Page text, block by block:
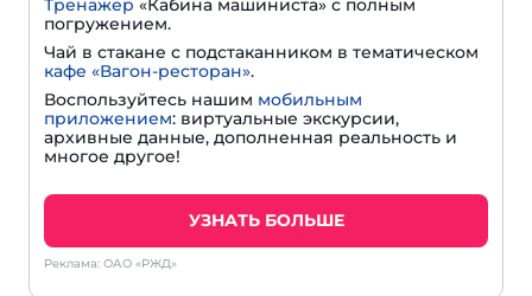
Тренажер «Кабина машиниста» с полным
погружением.
Чай в стакане с подстаканником в тематическом
кафе «Вагон-ресторан».
Воспользуйтесь нашим мобильным
приложением: виртуальные экскурсии,
архивные данные, дополненная реальность и
многое другое!
УЗНАТЬ БОЛЬШЕ
Реклама: ОАО «РЖД»